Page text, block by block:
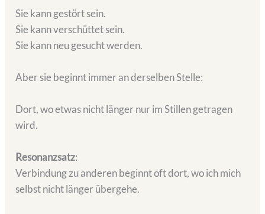
Sie kann gestört sein.
Sie kann verschüttet sein.
Sie kann neu gesucht werden.
Aber sie beginnt immer an derselben Stelle:
Dort, wo etwas nicht länger nur im Stillen getragen
wird.
Resonanzsatz:
Verbindung zu anderen beginnt oft dort, wo ich mich
selbst nicht länger übergehe.